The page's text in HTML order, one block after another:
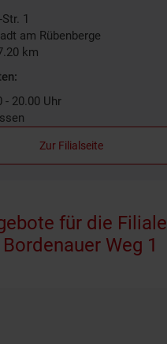
1
am Rübenberge
km
- 20.00 Uhr
Zur Filialseite
für die Filiale
Weg 1